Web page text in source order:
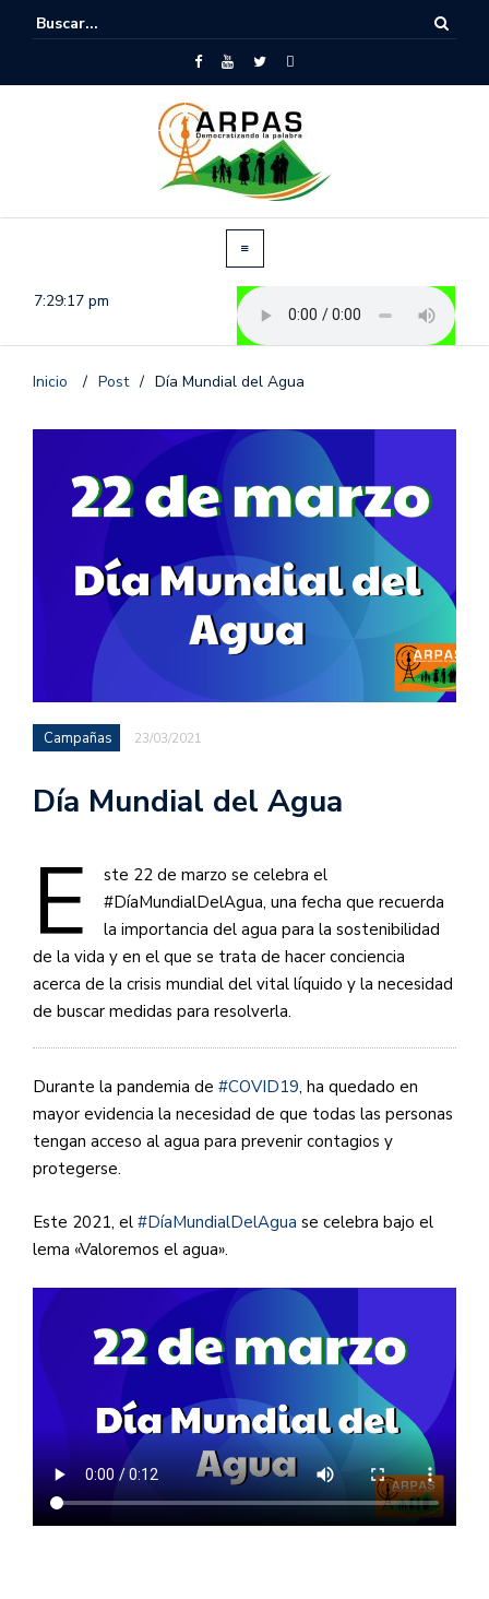
7:29:17 pm
Inicio / Post / Día Mundial del Agua
Campañas 23/03/2021
Día Mundial del Agua
E
ste 22 de marzo se celebra el
#DíaMundialDelAgua, una fecha que recuerda
la importancia del agua para la sostenibilidad
de la vida y en el que se trata de hacer conciencia
acerca de la crisis mundial del vital líquido y la necesidad
de buscar medidas para resolverla.
Durante la pandemia de #COVID19, ha quedado en
mayor evidencia la necesidad de que todas las personas
tengan acceso al agua para prevenir contagios y
protegerse.
Este 2021, el #DíaMundialDelAgua se celebra bajo el
lema «Valoremos el agua».